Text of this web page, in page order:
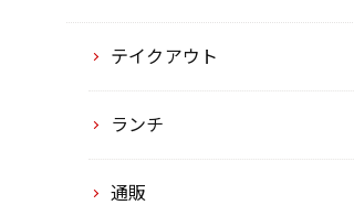
テイクアウト
ランチ
通販